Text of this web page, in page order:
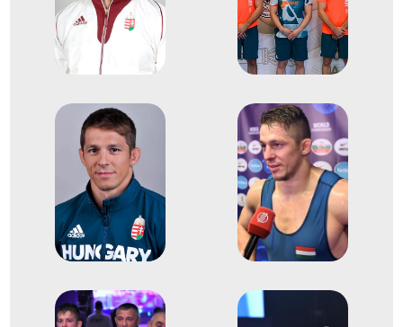
kötöttfogású világbajnokság
Kötöttfogású 75kg 2
2018
2018. okt.
kötöttfogású világbajnokság